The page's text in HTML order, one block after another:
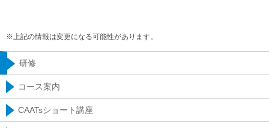
※上記の情報は変更になる可能性があります。
研修
コース案内
CAATsショート講座